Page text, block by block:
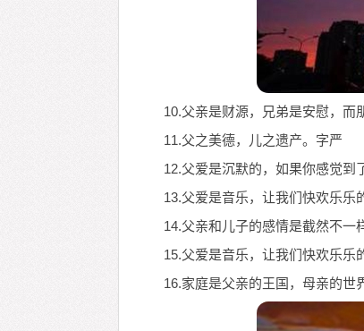
10.父亲是财源，兄弟是安慰，而
11.父之美德，儿之遗产。字严
12.父爱是沉默的，如果你感觉到
13.父爱是音乐，让我们快欢乐乐
14.父亲和儿子的感情是截然不一
15.父爱是音乐，让我们快欢乐乐
16.家庭是父亲的王国，母亲的世